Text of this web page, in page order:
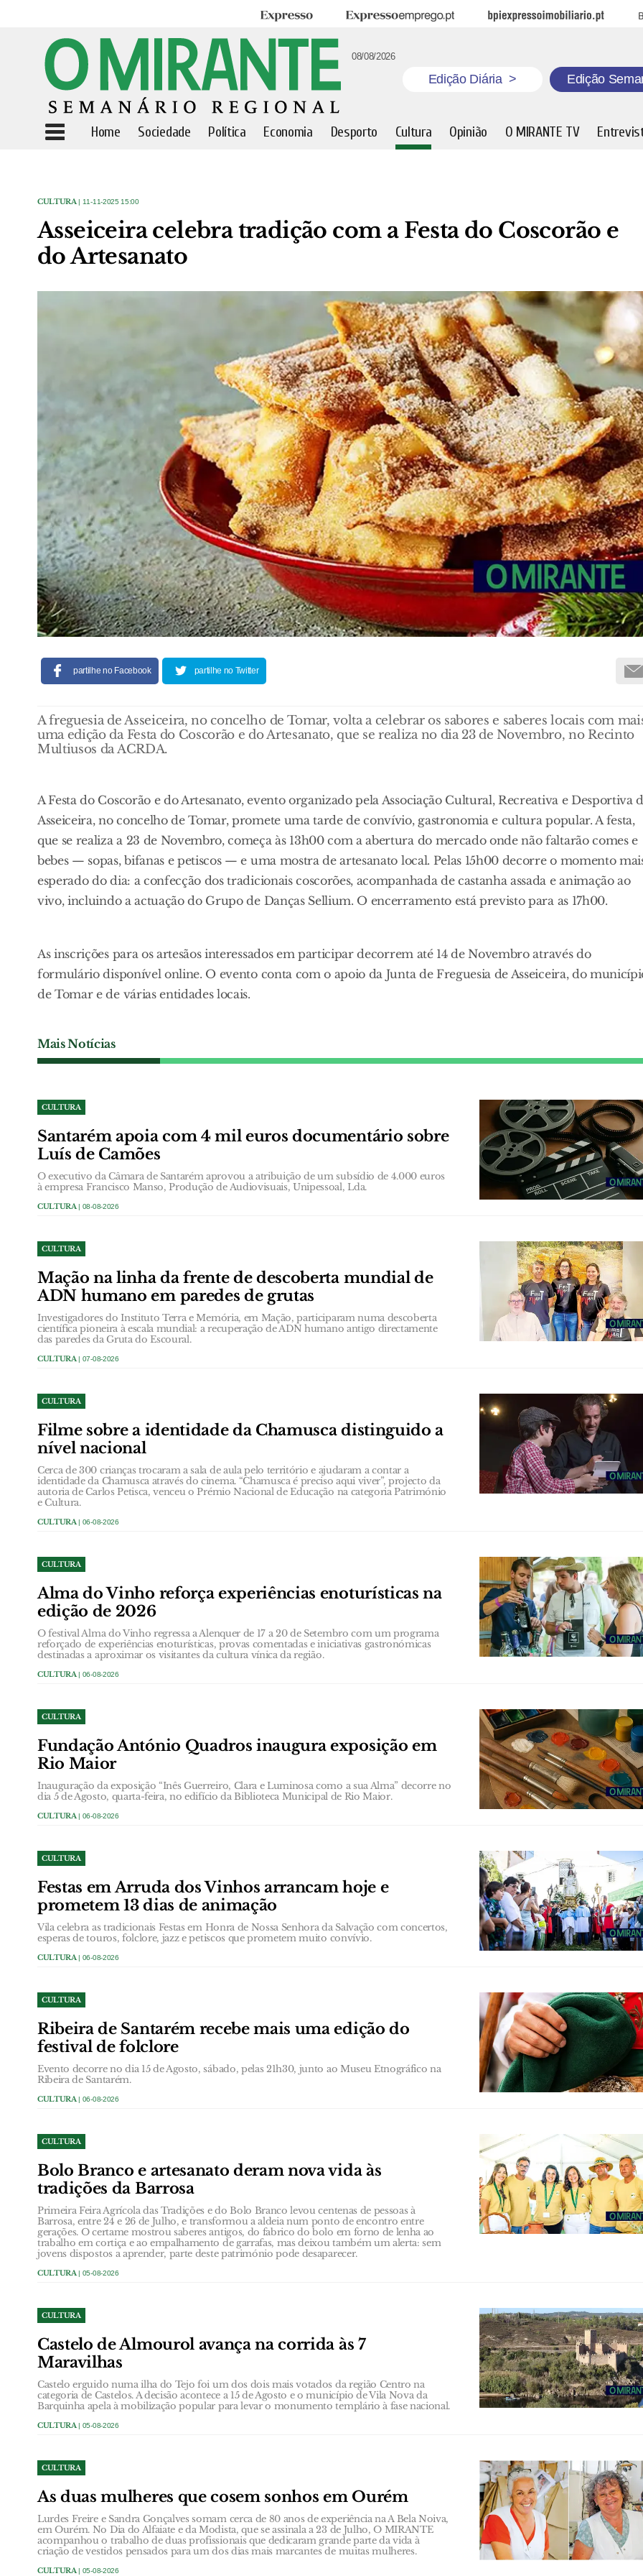
Expresso Expresso Emprego BPI Expresso Imobiliário
08/08/2026
Edição Diária > Edição
Home Sociedade Política Economia Desporto Cultura Opinião O MIRANTE TV
CULTURA | 11-11-2025 15:00
Asseiceira celebra tradição com a Festa do Coscorão e
do Artesanato
partilhe no Facebook partilhe no Twitter
A freguesia de Asseiceira, no concelho de Tomar, volta a celebrar os sabores e saberes locais com
uma edição da Festa do Coscorão e do Artesanato, que se realiza no dia 23 de Novembro, no Recinto
Multiusos da ACRDA.
A Festa do Coscorão e do Artesanato, evento organizado pela Associação Cultural, Recreativa e Desportiva
Asseiceira, no concelho de Tomar, promete uma tarde de convívio, gastronomia e cultura popular. A festa,
que se realiza a 23 de Novembro, começa às 13h00 com a abertura do mercado onde não faltarão comes e
bebes — sopas, bifanas e petiscos — e uma mostra de artesanato local. Pelas 15h00 decorre o momento
esperado do dia: a confecção dos tradicionais coscorões, acompanhada de castanha assada e animação ao
vivo, incluindo a actuação do Grupo de Danças Sellium. O encerramento está previsto para as 17h00.
As inscrições para os artesãos interessados em participar decorrem até 14 de Novembro através do
formulário disponível online. O evento conta com o apoio da Junta de Freguesia de Asseiceira, do
de Tomar e de várias entidades locais.
Mais Notícias
CULTURA
Santarém apoia com 4 mil euros documentário sobre
Luís de Camões
O executivo da Câmara de Santarém aprovou a atribuição de um subsídio de 4.000 euros
à empresa Francisco Manso, Produção de Audiovisuais, Unipessoal, Lda.
CULTURA | 08-08-2026
CULTURA
Mação na linha da frente de descoberta mundial de
ADN humano em paredes de grutas
Investigadores do Instituto Terra e Memória, em Mação, participaram numa descoberta
científica pioneira à escala mundial: a recuperação de ADN humano antigo directamente
das paredes da Gruta do Escoural.
CULTURA | 07-08-2026
CULTURA
Filme sobre a identidade da Chamusca distinguido a
nível nacional
Cerca de 300 crianças trocaram a sala de aula pelo território e ajudaram a contar a
identidade da Chamusca através do cinema. “Chamusca é preciso aqui viver”, projecto da
autoria de Carlos Petisca, venceu o Prémio Nacional de Educação na categoria Património
e Cultura.
CULTURA | 06-08-2026
CULTURA
Alma do Vinho reforça experiências enoturísticas na
edição de 2026
O festival Alma do Vinho regressa a Alenquer de 17 a 20 de Setembro com um programa
reforçado de experiências enoturísticas, provas comentadas e iniciativas gastronómicas
destinadas a aproximar os visitantes da cultura vínica da região.
CULTURA | 06-08-2026
CULTURA
Fundação António Quadros inaugura exposição em
Rio Maior
Inauguração da exposição “Inês Guerreiro, Clara e Luminosa como a sua Alma” decorre no
dia 5 de Agosto, quarta-feira, no edifício da Biblioteca Municipal de Rio Maior.
CULTURA | 06-08-2026
CULTURA
Festas em Arruda dos Vinhos arrancam hoje e
prometem 13 dias de animação
Vila celebra as tradicionais Festas em Honra de Nossa Senhora da Salvação com concertos,
esperas de touros, folclore, jazz e petiscos que prometem muito convívio.
CULTURA | 06-08-2026
CULTURA
Ribeira de Santarém recebe mais uma edição do
festival de folclore
Evento decorre no dia 15 de Agosto, sábado, pelas 21h30, junto ao Museu Etnográfico na
Ribeira de Santarém.
CULTURA | 06-08-2026
CULTURA
Bolo Branco e artesanato deram nova vida às
tradições da Barrosa
Primeira Feira Agrícola das Tradições e do Bolo Branco levou centenas de pessoas à
Barrosa, entre 24 e 26 de Julho, e transformou a aldeia num ponto de encontro entre
gerações. O certame mostrou saberes antigos, do fabrico do bolo em forno de lenha ao
trabalho em cortiça e ao empalhamento de garrafas, mas deixou também um alerta: sem
jovens dispostos a aprender, parte deste património pode desaparecer.
CULTURA | 05-08-2026
CULTURA
Castelo de Almourol avança na corrida às 7
Maravilhas
Castelo erguido numa ilha do Tejo foi um dos dois mais votados da região Centro na
categoria de Castelos. A decisão acontece a 15 de Agosto e o município de Vila Nova da
Barquinha apela à mobilização popular para levar o monumento templário à fase nacional.
CULTURA | 05-08-2026
CULTURA
As duas mulheres que cosem sonhos em Ourém
Lurdes Freire e Sandra Gonçalves somam cerca de 80 anos de experiência na A Bela Noiva,
em Ourém. No Dia do Alfaiate e da Modista, que se assinala a 23 de Julho, O MIRANTE
acompanhou o trabalho de duas profissionais que dedicaram grande parte da vida à
criação de vestidos pensados para um dos dias mais marcantes de muitas mulheres.
CULTURA | 05-08-2026